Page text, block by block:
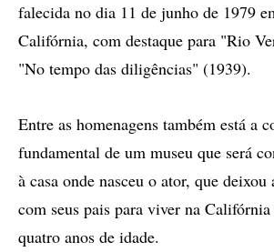
falecida no dia 11 de junho de 1979
Califórnia, com destaque para "Rio
"No tempo das diligências" (1939).
Entre as homenagens também está a
fundamental de um museu que será
à casa onde nasceu o ator, que
com seus pais para viver na
quatro anos de idade.